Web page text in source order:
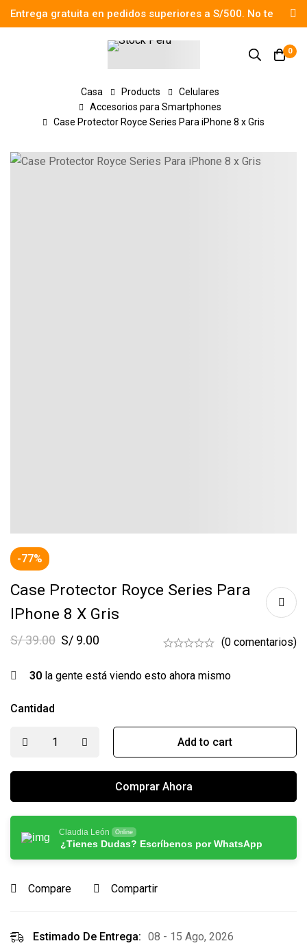
Entrega gratuita en pedidos superiores a S/500. No te
pierdas el descuento.
0
Casa Products
Celulares
Accesorios para Smartphones
Case Protector Royce Series Para iPhone 8 x Gris
-77%
Case Protector Royce Series Para
IPhone 8 X Gris
S/39.00 S/ 9.00 (0 comentarios)
30 la gente está viendo esto ahora mismo
Cantidad
Add to cart
Comprar Ahora
Claudia León Online
¿Tienes Dudas? Escríbenos por WhatsApp
Compare Compartir
Estimado De Entrega: 08 - 15 Ago, 2026